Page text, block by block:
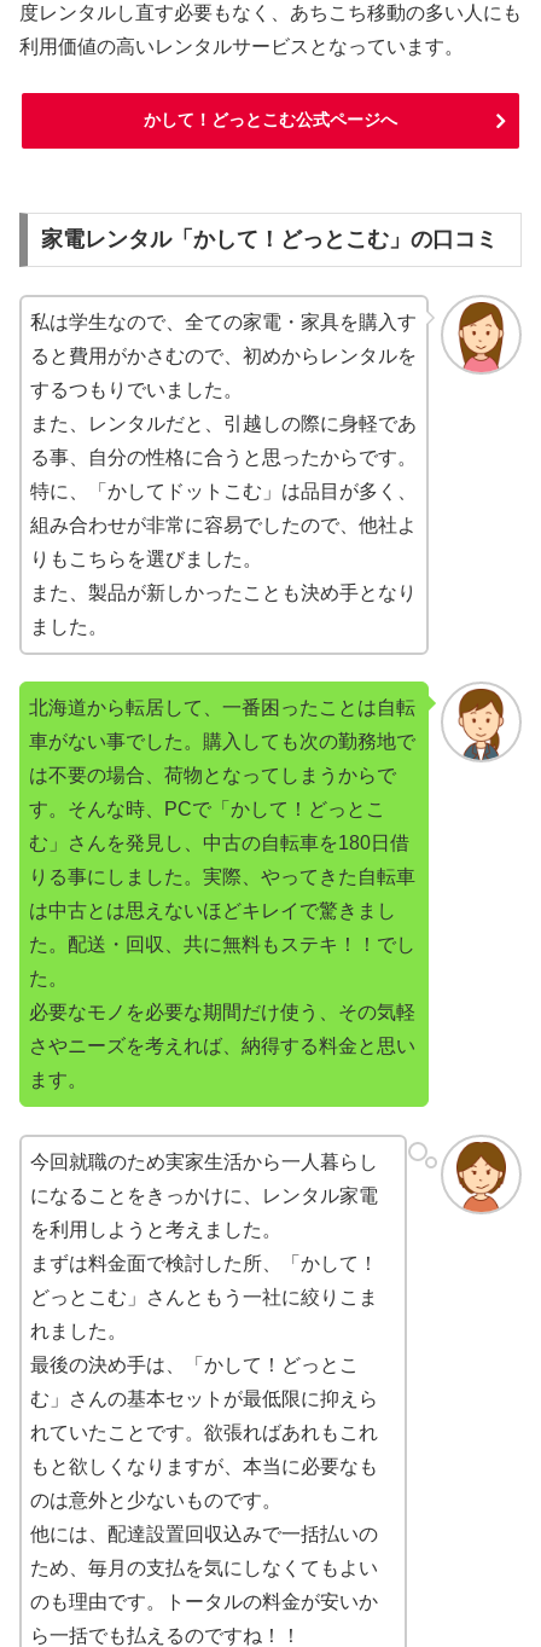
度レンタルし直す必要もなく、あちこち移動の多い人にも
利用価値の高いレンタルサービスとなっています。
かして！どっとこむ公式ページへ
家電レンタル「かして！どっとこむ」の口コミ
私は学生なので、全ての家電・家具を購入す
ると費用がかさむので、初めからレンタルを
するつもりでいました。
また、レンタルだと、引越しの際に身軽であ
る事、自分の性格に合うと思ったからです。
特に、「かしてドットこむ」は品目が多く、
組み合わせが非常に容易でしたので、他社よ
りもこちらを選びました。
また、製品が新しかったことも決め手となり
ました。
北海道から転居して、一番困ったことは自転
車がない事でした。購入しても次の勤務地で
は不要の場合、荷物となってしまうからで
す。そんな時、PCで「かして！どっとこ
む」さんを発見し、中古の自転車を180日借
りる事にしました。実際、やってきた自転車
は中古とは思えないほどキレイで驚きまし
た。配送・回収、共に無料もステキ！！でし
た。
必要なモノを必要な期間だけ使う、その気軽
さやニーズを考えれば、納得する料金と思い
ます。
今回就職のため実家生活から一人暮らし
になることをきっかけに、レンタル家電
を利用しようと考えました。
まずは料金面で検討した所、「かして！
どっとこむ」さんともう一社に絞りこま
れました。
最後の決め手は、「かして！どっとこ
む」さんの基本セットが最低限に抑えら
れていたことです。欲張ればあれもこれ
もと欲しくなりますが、本当に必要なも
のは意外と少ないものです。
他には、配達設置回収込みで一括払いの
ため、毎月の支払を気にしなくてもよい
のも理由です。トータルの料金が安いか
ら一括でも払えるのですね！！